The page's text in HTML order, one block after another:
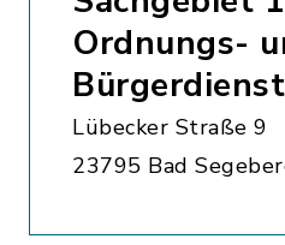
Ordnungs-
Lübecker Straße 9
23795 Bad